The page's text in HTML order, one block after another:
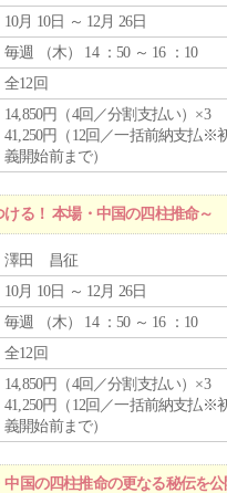
10月 10日 ～ 12月 26日
毎週 （木） 14 ：50 ～ 16 ：10
全12回
14,850円（4回／分割支払い）×3
41,250円（12回／一括前納支払※
義開始前まで）
る！ 本場・中国の四柱推命～
澤田 昌征
10月 10日 ～ 12月 26日
毎週 （木） 14 ：50 ～ 16 ：10
全12回
14,850円（4回／分割支払い）×3
41,250円（12回／一括前納支払※
義開始前まで）
国の四柱推命の更なる秘伝を